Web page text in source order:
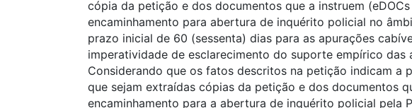
cópia da petição e dos documentos que a instruem
encaminhamento para abertura de inquérito policial no
prazo inicial de 60 (sessenta) dias para as apurações
imperatividade de esclarecimento do suporte empírico das
Considerando que os fatos descritos na petição indicam a
que sejam extraídas cópias da petição e dos documentos
encaminhamento para a abertura de inquérito policial pela